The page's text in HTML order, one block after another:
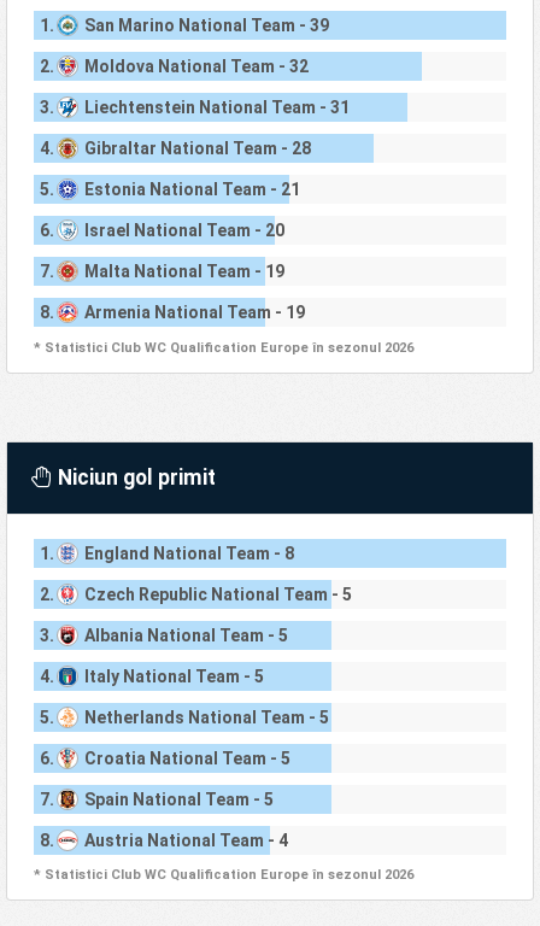
1. San Marino National Team - 39
2. Moldova National Team - 32
3. Liechtenstein National Team - 31
4. Gibraltar National Team - 28
5. Estonia National Team - 21
6. Israel National Team - 20
7. Malta National Team - 19
8. Armenia National Team - 19
* Statistici Club WC Qualification Europe în sezonul 2026
Niciun gol primit
1. England National Team - 8
2. Czech Republic National Team - 5
3. Albania National Team - 5
4. Italy National Team - 5
5. Netherlands National Team - 5
6. Croatia National Team - 5
7. Spain National Team - 5
8. Austria National Team - 4
* Statistici Club WC Qualification Europe în sezonul 2026